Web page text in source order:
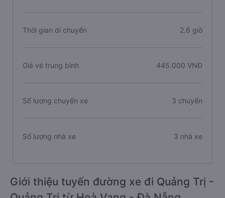
Thời gian di chuyển 2.6 giờ
Giá vé trung bình 445.000 VNĐ
Số lượng chuyến xe 3 chuyến
Số lượng nhà xe 3 nhà xe
Giới thiệu tuyến đường xe đi Quảng Trị -